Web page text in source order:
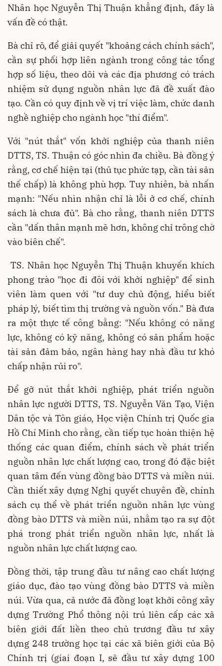
Nhân học Nguyễn Thị Thuận khẳng định, đây là
vấn đề có thật.
Bà chỉ rõ, để giải quyết "khoảng cách chính sách",
cần sự phối hợp liên ngành trong công tác tổng
hợp số liệu, theo dõi và các địa phương có trách
nhiệm sử dụng nguồn nhân lực đã đề xuất đào
tạo. Cần có quy định về vị trí việc làm, chức danh
nghề nghiệp cho ngành học "thí điểm".
Với "nút thắt" vốn khởi nghiệp của thanh niên
DTTS, TS. Thuận có góc nhìn đa chiều. Bà đồng ý
rằng, cơ chế hiện tại (thủ tục phức tạp, cần tài sản
thế chấp) là không phù hợp. Tuy nhiên, bà nhấn
mạnh: "Nếu nhìn nhận chỉ là lỗi ở cơ chế, chính
sách là chưa đủ". Bà cho rằng, thanh niên DTTS
cần "dấn thân mạnh mẽ hơn, không chỉ trông chờ
vào biên chế".
TS. Nhân học Nguyễn Thị Thuận khuyến khích
phong trào "học đi đôi với khởi nghiệp" để sinh
viên làm quen với "tư duy chủ động, hiểu biết
pháp lý, biết tìm thị trường và nguồn vốn." Bà đưa
ra một thực tế công bằng: "Nếu không có năng
lực, không có kỹ năng, không có sản phẩm hoặc
tài sản đảm bảo, ngân hàng hay nhà đầu tư khó
chấp nhận rủi ro".
Để gỡ nút thắt khởi nghiệp, phát triển nguồn
nhân lực người DTTS, TS. Nguyễn Văn Tạo, Viện
Dân tộc và Tôn giáo, Học viện Chính trị Quốc gia
Hồ Chí Minh cho rằng, cần tiếp tục hoàn thiện hệ
thống các quan điểm, chính sách về phát triển
nguồn nhân lực chất lượng cao, trong đó đặc biệt
quan tâm đến vùng đồng bào DTTS và miền núi.
Cần thiết xây dựng Nghị quyết chuyên đề, chính
sách cụ thể về phát triển nguồn nhân lực vùng
đồng bào DTTS và miền núi, nhằm tạo ra sự đột
phá trong phát triển nguồn nhân lực, nhất là
nguồn nhân lực chất lượng cao.
Đồng thời, tập trung đầu tư nâng cao chất lượng
giáo dục, đào tạo vùng đồng bào DTTS và miền
núi. Vừa qua, cả nước đã đồng loạt khởi công xây
dựng Trường Phổ thông nội trú liên cấp các xã
biên giới đất liền theo chủ trương đầu tư xây
dựng 248 trường học tại các xã biên giới của Bộ
Chính trị (giai đoạn I, sẽ đầu tư xây dựng 100